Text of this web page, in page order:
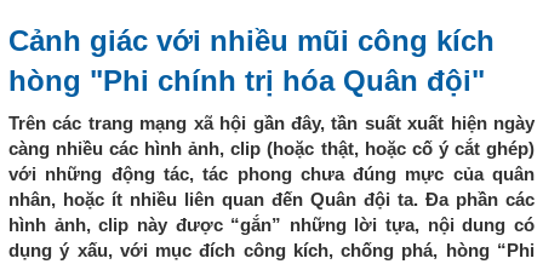
Cảnh giác với nhiều mũi công kích
hòng "Phi chính trị hóa Quân đội"
Trên các trang mạng xã hội gần đây, tần suất xuất hiện ngày
càng nhiều các hình ảnh, clip (hoặc thật, hoặc cố ý cắt ghép)
với những động tác, tác phong chưa đúng mực của quân
nhân, hoặc ít nhiều liên quan đến Quân đội ta. Đa phần các
hình ảnh, clip này được “gắn” những lời tựa, nội dung có
dụng ý xấu, với mục đích công kích, chống phá, hòng “Phi